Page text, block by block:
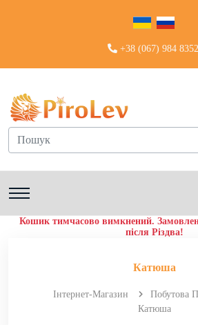
+38 (067) 984 8352
Пошук
Кошик тимчасово вимкнений.
після Різдва!
Катюша
Інтернет-Магазин
Побутова
Катюша